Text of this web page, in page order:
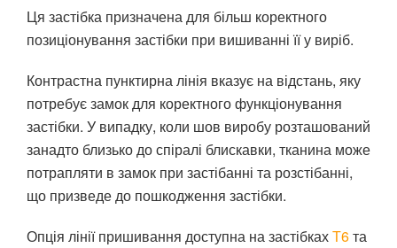
Ця застібка призначена для більш коректного
позиціонування застібки при вишиванні її у виріб.
Контрастна пунктирна лінія вказує на відстань, яку
потребує замок для коректного функціонування
застібки. У випадку, коли шов виробу розташований
занадто близько до спіралі блискавки, тканина може
потрапляти в замок при застібанні та розстібанні,
що призведе до пошкодження застібки.
Опція лінії пришивання доступна на застібкахТ6та